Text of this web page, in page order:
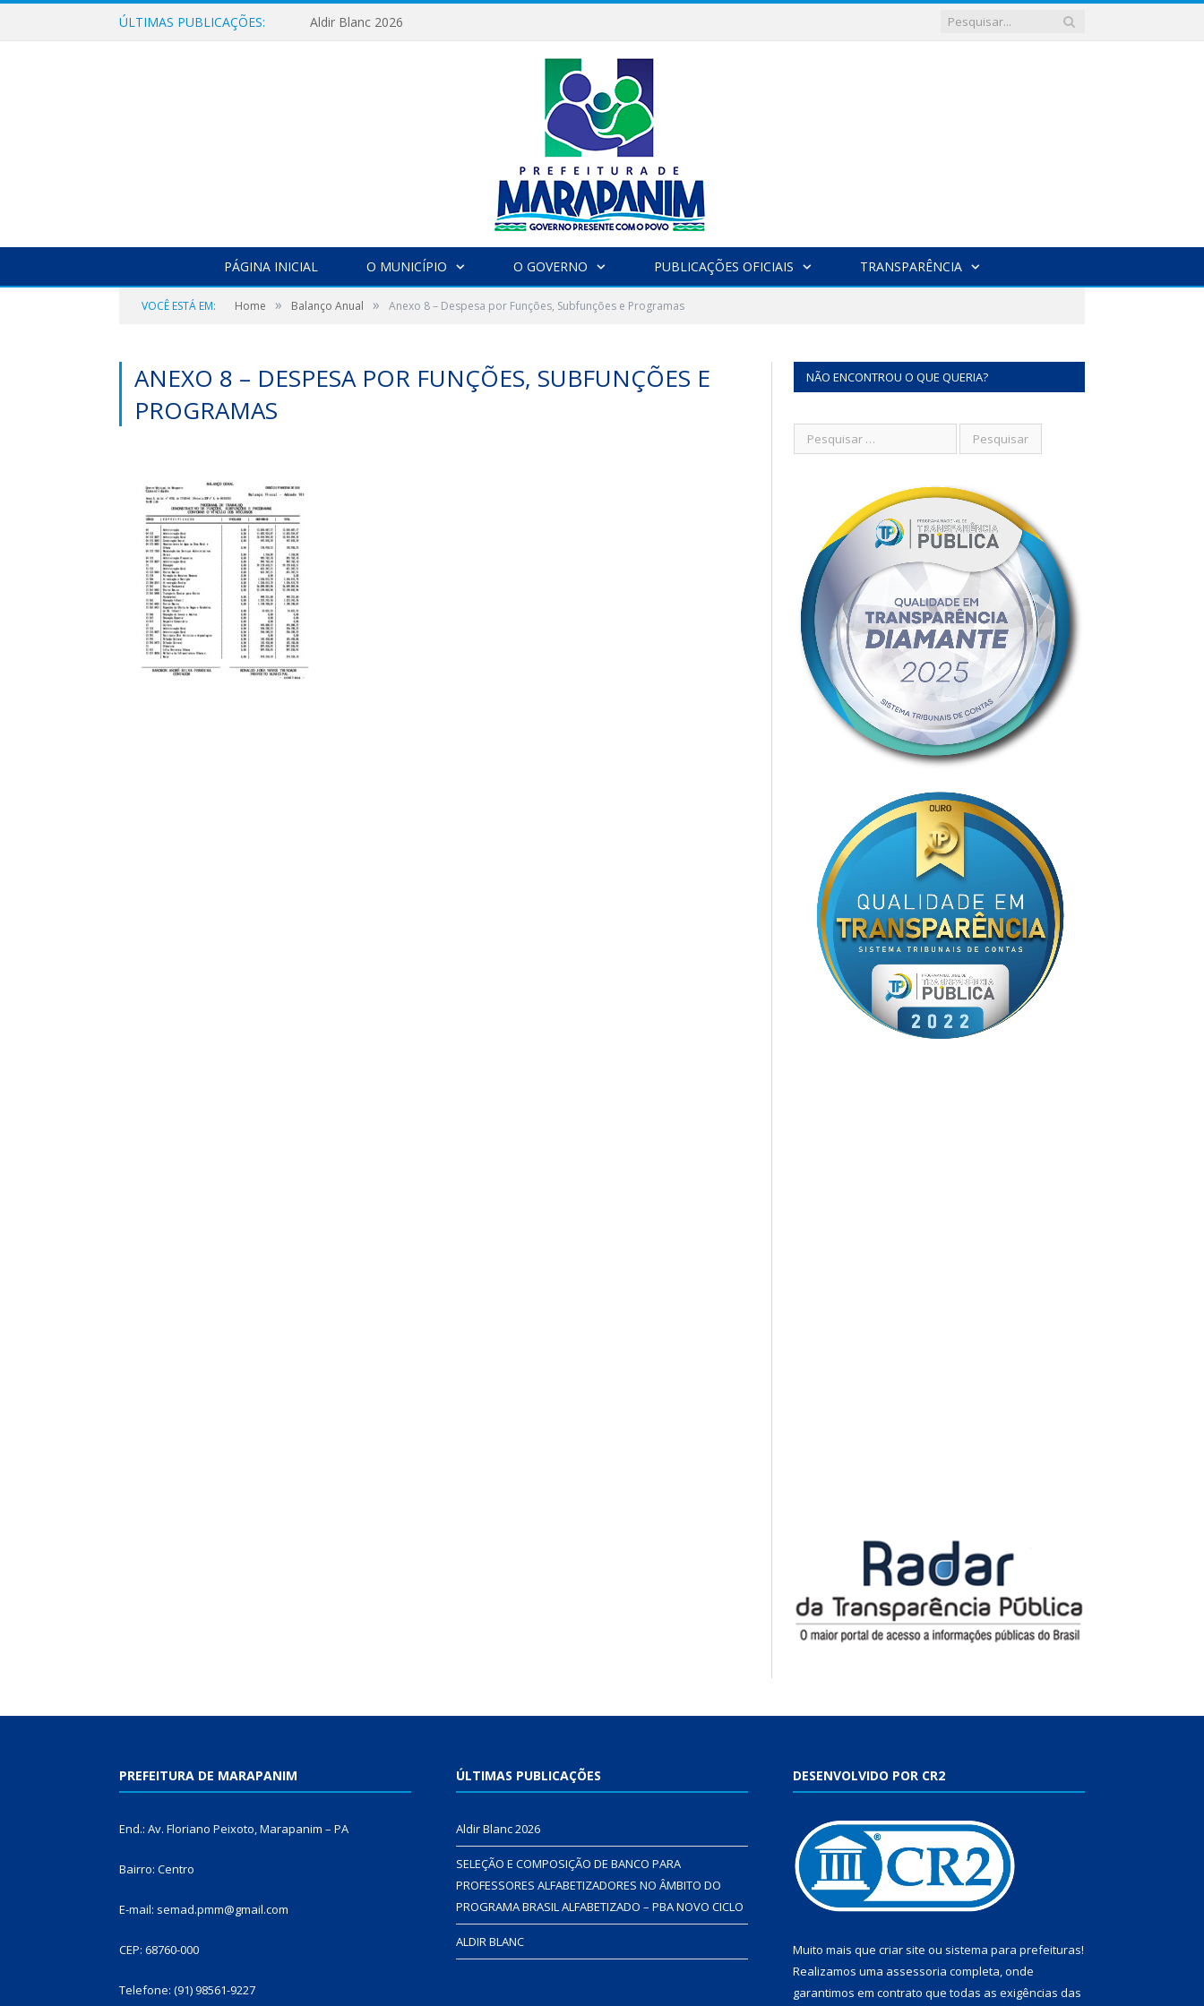
ÚLTIMAS PUBLICAÇÕES: Aldir Blanc 2026
PÁGINA INICIAL O MUNICÍPIO O GOVERNO PUBLICAÇÕES OFICIAIS TRANSPARÊNCIA
VOCÊ ESTÁ EM: Home » Balanço Anual » Anexo 8 – Despesa por Funções, Subfunções e Programas
ANEXO 8 – DESPESA POR FUNÇÕES, SUBFUNÇÕES E
PROGRAMAS
NÃO ENCONTROU O QUE QUERIA?
PREFEITURA DE MARAPANIM
End.: Av. Floriano Peixoto, Marapanim – PA
Bairro: Centro
E-mail: semad.pmm@gmail.com
CEP: 68760-000
Telefone: (91) 98561-9227
ÚLTIMAS PUBLICAÇÕES
Aldir Blanc 2026
SELEÇÃO E COMPOSIÇÃO DE BANCO PARA
PROFESSORES ALFABETIZADORES NO ÂMBITO DO
PROGRAMA BRASIL ALFABETIZADO – PBA NOVO CICLO
ALDIR BLANC
DESENVOLVIDO POR CR2
Muito mais que criar site ou sistema para prefeituras!
Realizamos uma assessoria completa, onde
garantimos em contrato que todas as exigências das